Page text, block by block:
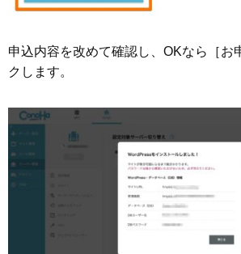
申込内容を改めて確認し、OKなら［お
クします。